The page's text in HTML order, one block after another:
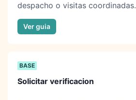
despacho o visitas coordinadas.
Ver guia
BASE
Solicitar verificacion